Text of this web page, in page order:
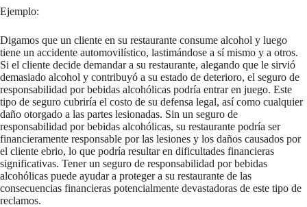
Ejemplo:
Digamos que un cliente en su restaurante consume alcohol y luego
tiene un accidente automovilístico, lastimándose a sí mismo y a otros.
Si el cliente decide demandar a su restaurante, alegando que le sirvió
demasiado alcohol y contribuyó a su estado de deterioro, el seguro de
responsabilidad por bebidas alcohólicas podría entrar en juego. Este
tipo de seguro cubriría el costo de su defensa legal, así como cualquier
daño otorgado a las partes lesionadas. Sin un seguro de
responsabilidad por bebidas alcohólicas, su restaurante podría ser
financieramente responsable por las lesiones y los daños causados por
el cliente ebrio, lo que podría resultar en dificultades financieras
significativas. Tener un seguro de responsabilidad por bebidas
alcohólicas puede ayudar a proteger a su restaurante de las
consecuencias financieras potencialmente devastadoras de este tipo de
reclamos.